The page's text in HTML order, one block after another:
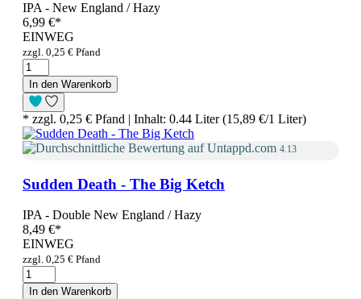
IPA - New England / Hazy
6,99 €*
EINWEG
zzgl. 0,25 € Pfand
In den Warenkorb
* zzgl. 0,25 € Pfand | Inhalt: 0.44 Liter (15,89 €/1 Liter)
4.13
Sudden Death - The Big Ketch
IPA - Double New England / Hazy
8,49 €*
EINWEG
zzgl. 0,25 € Pfand
In den Warenkorb